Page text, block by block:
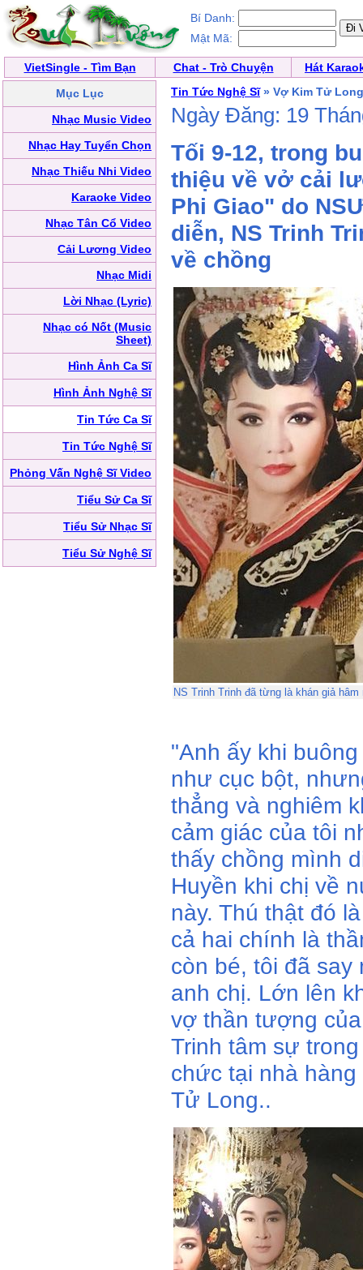
Bí Danh:
Mật Mã:
VietSingle - Tìm Bạn Chat - Trò Chuyện
Hát
Mục Lục
Nhạc Music Video
Nhạc Hay Tuyển Chọn
Nhạc Thiếu Nhi Video
Karaoke Video
Nhạc Tân Cổ Video
Cải Lương Video
Nhạc Midi
Lời Nhạc (Lyric)
Nhạc có Nốt (Music
Sheet)
Hình Ảnh Ca Sĩ
Hình Ảnh Nghệ Sĩ
Tin Tức Ca Sĩ
Tin Tức Nghệ Sĩ
Phỏng Vấn Nghệ Sĩ Video
Tiểu Sử Ca Sĩ
Tiểu Sử Nhạc Sĩ
Tiểu Sử Nghệ Sĩ
Tin Tức Nghệ Sĩ» Vợ Kim Tử
Ngày Đăng: 19
Tối 9-12, trong
thiệu về vở cải
Phi Giao" do
diễn, NS Trinh
về chồng
NS Trinh Trinh đã từng là khán giả
"Anh ấy khi
như cục bột,
thẳng và nghiêm
cảm giác của tôi
thấy chồng mình
Huyền khi chị về
này. Thú thật đó
cả hai chính là
còn bé, tôi đã say
anh chị. Lớn lên
vợ thần tượng
Trinh tâm sự
chức tại nhà
Tử Long..